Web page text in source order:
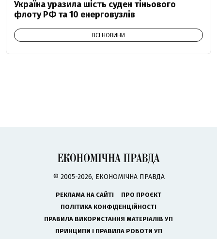
Україна уразила шість суден тіньового
флоту РФ та 10 енерговузлів
ВСІ НОВИНИ
© 2005-2026, ЕКОНОМІЧНА ПРАВДА
РЕКЛАМА НА САЙТІ
ПРО ПРОЄКТ
ПОЛІТИКА КОНФІДЕНЦІЙНОСТІ
ПРАВИЛА ВИКОРИСТАННЯ МАТЕРІАЛІВ УП
ПРИНЦИПИ І ПРАВИЛА РОБОТИ УП